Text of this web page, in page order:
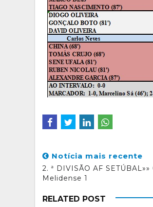
Notícia mais recente
2. ª DIVISÃO AF
Melidense 1
RELATED POST